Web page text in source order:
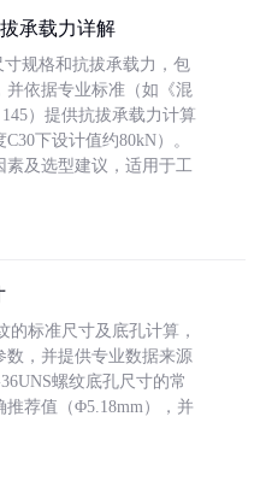
承载力详解
规格和抗拔承载力，包
并依据专业标准（如《混
）提供抗拔承载力计算
下设计值约80kN）。
素及选型建议，适用于工
的标准尺寸及底孔计算，
数，并提供专业数据来源
螺纹底孔尺寸的常
推荐值（Φ5.18mm），并